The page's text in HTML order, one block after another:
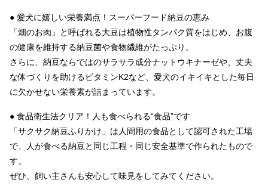
● 愛犬に嬉しい栄養満点！スーパーフード納豆の恵み
「畑のお肉」と呼ばれる大豆は植物性タンパク質をはじめ、お腹
の健康を維持する納豆菌や食物繊維がたっぷり。
さらに、納豆ならではのサラサラ成分ナットウキナーゼや、丈夫
な体づくりを助けるビタミンK2など、愛犬のイキイキとした毎日
に欠かせない栄養素が詰まっています。
● 食品衛生法クリア！人も食べられる“食品”です
「サクサク納豆ふりかけ」は人間用の食品として認可された工場
で、人が食べる納豆と同じ工程・同じ安全基準で作られたもので
す。
ぜひ、飼い主さんも安心して味見をしてみてください。